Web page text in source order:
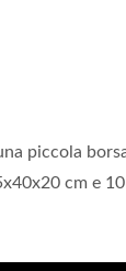
piccola
cm e